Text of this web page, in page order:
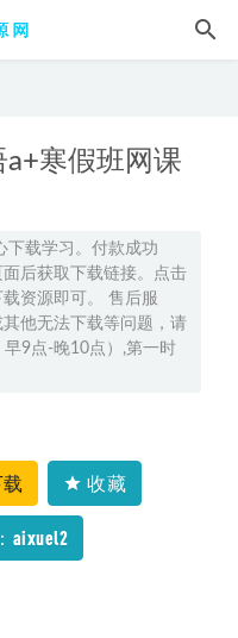
寒假班网课
下载学习。付款成功
后获取下载链接。点击
载资源即可。 售后服
他无法下载等问题，请
9点-晚10点）,第一时
载 收藏
aixuel2
一轮二轮三轮复习全年班
程 2024-02-06